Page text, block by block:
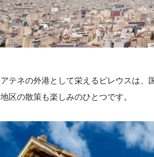
アテネの外港として栄えるピレウスは、
地区の散策も楽しみのひとつです。